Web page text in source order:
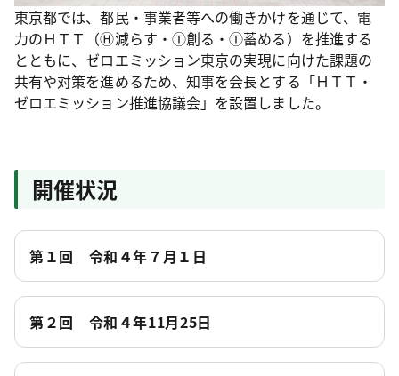
東京都では、都民・事業者等への働きかけを通じて、電
力のＨＴＴ（Ⓗ減らす・Ⓣ創る・Ⓣ蓄める）を推進する
とともに、ゼロエミッション東京の実現に向けた課題の
共有や対策を進めるため、知事を会長とする「ＨＴＴ・
ゼロエミッション推進協議会」を設置しました。
開催状況
第１回 令和４年７月１日
第２回 令和４年11月25日